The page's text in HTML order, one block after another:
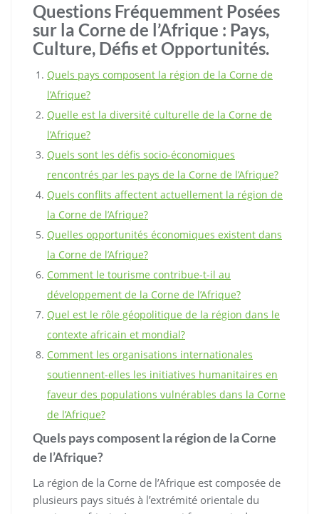
Questions Fréquemment Posées
sur la Corne de l’Afrique : Pays,
Culture, Défis et Opportunités.
Quels pays composent la région de la Corne de
l’Afrique?
Quelle est la diversité culturelle de la Corne de
l’Afrique?
Quels sont les défis socio-économiques
rencontrés par les pays de la Corne de l’Afrique?
Quels conflits affectent actuellement la région de
la Corne de l’Afrique?
Quelles opportunités économiques existent dans
la Corne de l’Afrique?
Comment le tourisme contribue-t-il au
développement de la Corne de l’Afrique?
Quel est le rôle géopolitique de la région dans le
contexte africain et mondial?
Comment les organisations internationales
soutiennent-elles les initiatives humanitaires en
faveur des populations vulnérables dans la Corne
de l’Afrique?
Quels pays composent la région de la Corne
de l’Afrique?
La région de la Corne de l’Afrique est composée de
plusieurs pays situés à l’extrémité orientale du